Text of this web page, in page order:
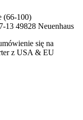
(66-100)
13 49828 Neuenhaus
się na
z USA & EU